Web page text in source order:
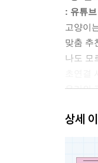
: 유튜
고양이
맞춤 추
나도 모
우리의
우리 뇌
상세